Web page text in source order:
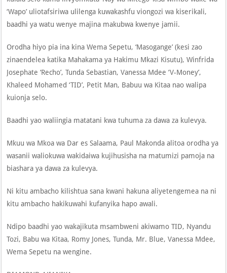
‘Wapo’ uliotafsiriwa ulilenga kuwakashfu viongozi wa kiserikali,
baadhi ya watu wenye majina makubwa kwenye jamii.
Orodha hiyo pia ina kina Wema Sepetu, ‘Masogange’ (kesi zao
zinaendelea katika Mahakama ya Hakimu Mkazi Kisutu), Winfrida
Josephate ‘Recho’, Tunda Sebastian, Vanessa Mdee ‘V-Money’,
Khaleed Mohamed ‘TID’, Petit Man, Babuu wa Kitaa nao walipa
kuionja selo.
Baadhi yao waliingia matatani kwa tuhuma za dawa za kulevya.
Mkuu wa Mkoa wa Dar es Salaama, Paul Makonda alitoa orodha ya
wasanii waliokuwa wakidaiwa kujihusisha na matumizi pamoja na
biashara ya dawa za kulevya.
Ni kitu ambacho kilishtua sana kwani hakuna aliyetengemea na ni
kitu ambacho hakikuwahi kufanyika hapo awali.
Ndipo baadhi yao wakajikuta msambweni akiwamo TID, Nyandu
Tozi, Babu wa Kitaa, Romy Jones, Tunda, Mr. Blue, Vanessa Mdee,
Wema Sepetu na wengine.